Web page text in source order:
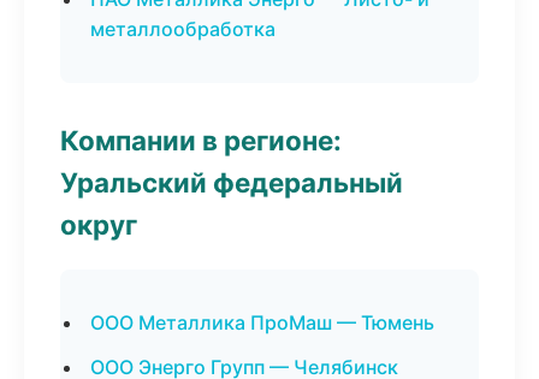
металлообработка
Компании в регионе:
Уральский федеральный
округ
ООО Металлика ПроМаш — Тюмень
ООО Энерго Групп — Челябинск